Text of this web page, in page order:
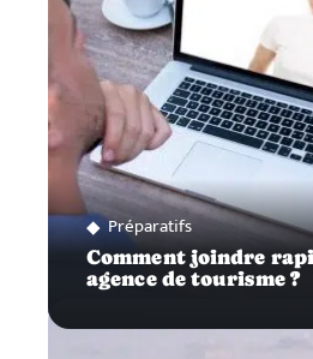
Préparatifs
Comment joindre
agence de tourisme ?